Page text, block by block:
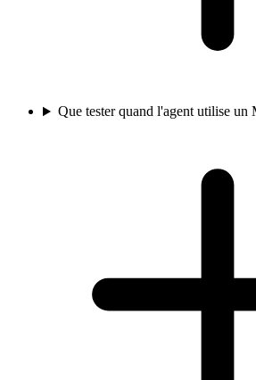
Que tester quand l'agent utilise un